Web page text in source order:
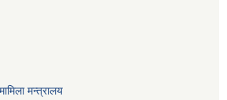
मन्त्रालय